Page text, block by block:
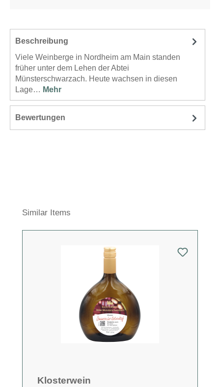
Beschreibung
Viele Weinberge in Nordheim am Main standen
früher unter dem Lehen der Abtei
Münsterschwarzach. Heute wachsen in diesen
Lage… Mehr
Bewertungen
Produktgalerie überspringen
Similar Items
Klosterwein